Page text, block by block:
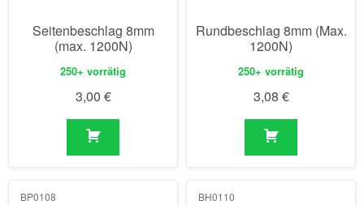
Seitenbeschlag 8mm
(max. 1200N)
250+ vorrätig
3,00 €
Rundbeschlag 8mm (Max.
1200N)
250+ vorrätig
3,08 €
BP0108 BH0110